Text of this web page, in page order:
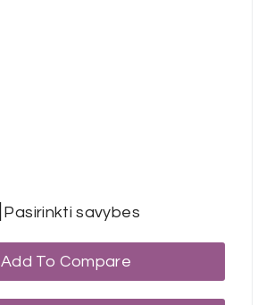
Pasirinkti savybes
Add To Compare